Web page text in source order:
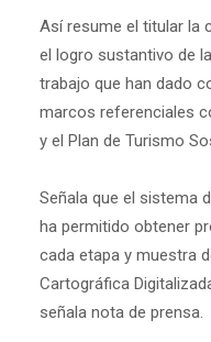
Así resume el titular la
el logro sustantivo de
trabajo que han dado
marcos referenciales
y el Plan de Turismo
Señala que el sistema
ha permitido obtener
cada etapa y muestra
Cartográfica
señala nota de prensa.